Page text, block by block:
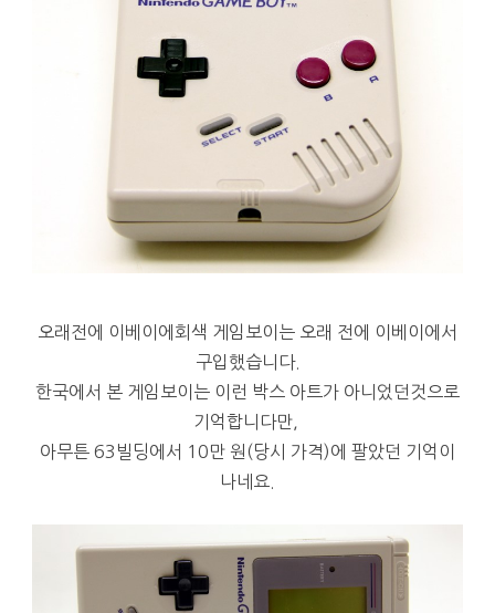
오래전에 이베이에회색 게임보이는 오래 전에 이베이에서
구입했습니다.
한국에서 본 게임보이는 이런 박스 아트가 아니었던것으로
기억합니다만,
아무튼 63빌딩에서 10만 원(당시 가격)에 팔았던 기억이
나네요.